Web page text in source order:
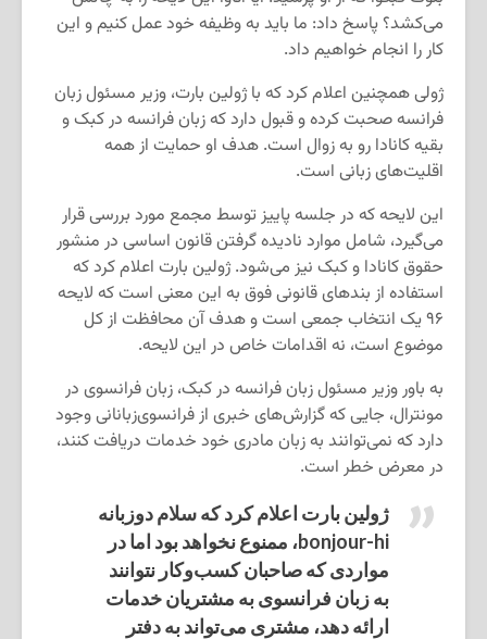
می‌کشد؟ پاسخ داد: ما باید به وظیفه خود عمل کنیم و این
کار را انجام خواهیم داد.
ژولی همچنین اعلام کرد که با ژولین بارت، وزیر مسئول زبان
فرانسه صحبت کرده و قبول دارد که زبان فرانسه در کبک و
بقیه کانادا رو به‌ زوال است. هدف او حمایت از همه
اقلیت‌های زبانی است.
این لایحه که در جلسه پاییز توسط مجمع مورد بررسی قرار
می‌گیرد، شامل موارد نادیده گرفتن قانون اساسی در منشور
حقوق کانادا و کبک نیز می‌شود. ژولین بارت اعلام کرد که
استفاده از بندهای قانونی فوق به این معنی است که لایحه
۹۶ یک انتخاب جمعی است و هدف آن محافظت از کل
موضوع است، نه اقدامات خاص در این لایحه.
به باور وزیر مسئول زبان فرانسه در کبک، زبان فرانسوی در
مونترال، جایی که گزارش‌های خبری از فرانسوی‌زبانانی وجود
دارد که نمی‌توانند به زبان مادری خود خدمات دریافت کنند،
در معرض خطر است.
ژولین بارت اعلام کرد که سلام دوزبانه
bonjour-hi، ممنوع نخواهد بود اما در
مواردی که صاحبان کسب‌وکار نتوانند
به زبان فرانسوی به مشتریان خدمات
ارائه دهد، مشتری می‌تواند به دفتر